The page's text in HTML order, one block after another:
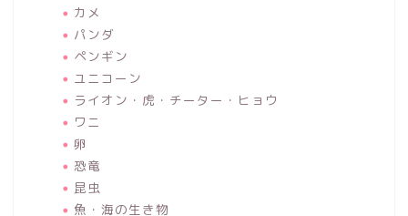
カメ
パンダ
ペンギン
ユニコーン
ライオン・虎・チーター・ヒョウ
ワニ
卵
恐竜
昆虫
魚・海の生き物